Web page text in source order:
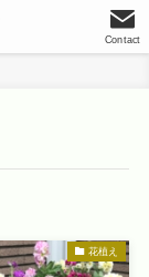
Contact
花植え